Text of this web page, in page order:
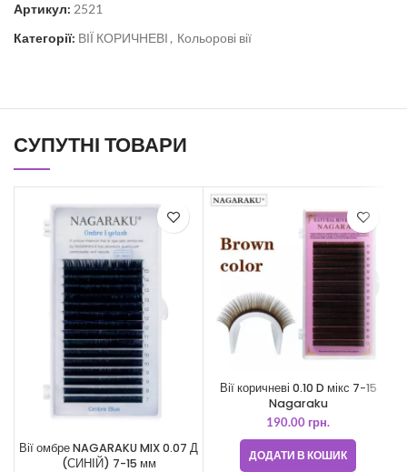
Артикул: 2521
Категорії: ВІЇ КОРИЧНЕВІ , Кольорові вії
СУПУТНІ ТОВАРИ
Вії омбре NAGARAKU MIX 0.07 Д
(СИНІЙ) 7-15 мм
Вії коричневі 0.10 D мікс 7-15
Nagaraku
190.00 грн.
ДОДАТИ В КОШИК